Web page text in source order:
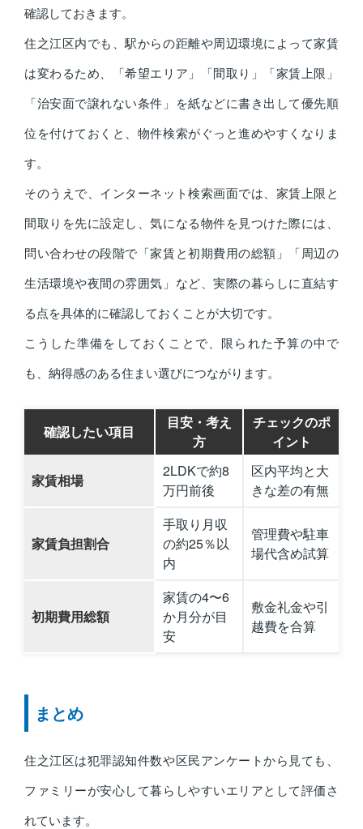
確認しておきます。
住之江区内でも、駅からの距離や周辺環境によって家賃
は変わるため、「希望エリア」「間取り」「家賃上限」
「治安面で譲れない条件」を紙などに書き出して優先順
位を付けておくと、物件検索がぐっと進めやすくなりま
す。
そのうえで、インターネット検索画面では、家賃上限と
間取りを先に設定し、気になる物件を見つけた際には、
問い合わせの段階で「家賃と初期費用の総額」「周辺の
生活環境や夜間の雰囲気」など、実際の暮らしに直結す
る点を具体的に確認しておくことが大切です。
こうした準備をしておくことで、限られた予算の中で
も、納得感のある住まい選びにつながります。
確認したい項目
目安・考え
方
チェックのポ
イント
家賃相場
2LDKで約8
万円前後
区内平均と大
きな差の有無
家賃負担割合
手取り月収
の約25％以
内
管理費や駐車
場代含め試算
初期費用総額
家賃の4〜6
か月分が目
安
敷金礼金や引
越費を合算
まとめ
住之江区は犯罪認知件数や区民アンケートから見ても、
ファミリーが安心して暮らしやすいエリアとして評価さ
れています。